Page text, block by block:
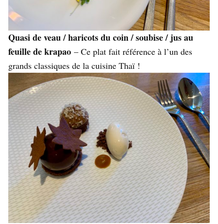
Quasi de veau / haricots du coin / soubise / jus au
feuille de krapao – Ce plat fait référence à l’un des
grands classiques de la cuisine Thaï !